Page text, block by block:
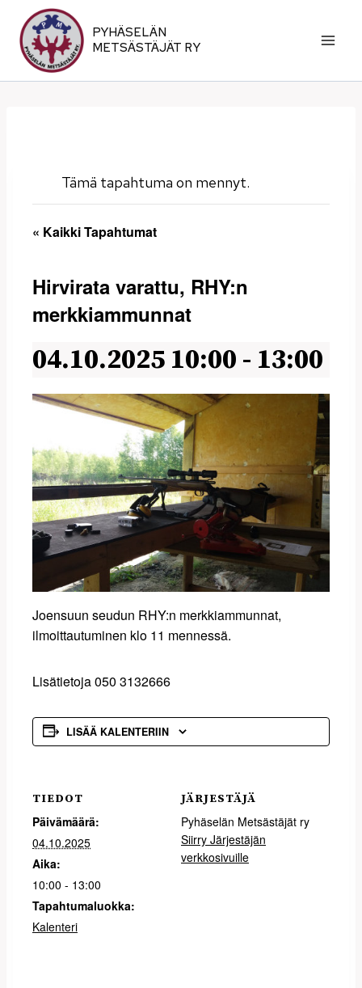
sisältöön
PYHÄSELÄN
METSÄSTÄJÄT RY
Tämä tapahtuma on mennyt.
« Kaikki Tapahtumat
Hirvirata varattu, RHY:n
merkkiammunnat
04.10.2025 10:00 - 13:00
Joensuun seudun RHY:n merkkiammunnat,
ilmoittautuminen klo 11 mennessä.
Lisätietoja 050 3132666
LISÄÄ KALENTERIIN
TIEDOT
Päivämäärä:
04.10.2025
Aika:
10:00 - 13:00
Tapahtumaluokka:
Kalenteri
JÄRJESTÄJÄ
Pyhäselän Metsästäjät ry
Siirry Järjestäjän
verkkosivuille